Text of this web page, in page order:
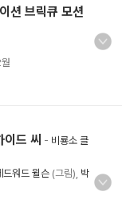
션 브릭큐 모션
드 씨 - 비룡소 클
드워드 윌슨 (그림), 박